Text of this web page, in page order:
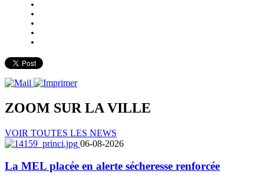
ZOOM SUR LA VILLE
VOIR TOUTES LES NEWS
06-08-2026
La MEL placée en alerte sécheresse renforcée